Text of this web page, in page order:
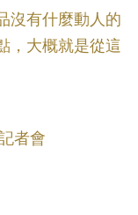
沒有什麼動人的
，大概就是從這
者會